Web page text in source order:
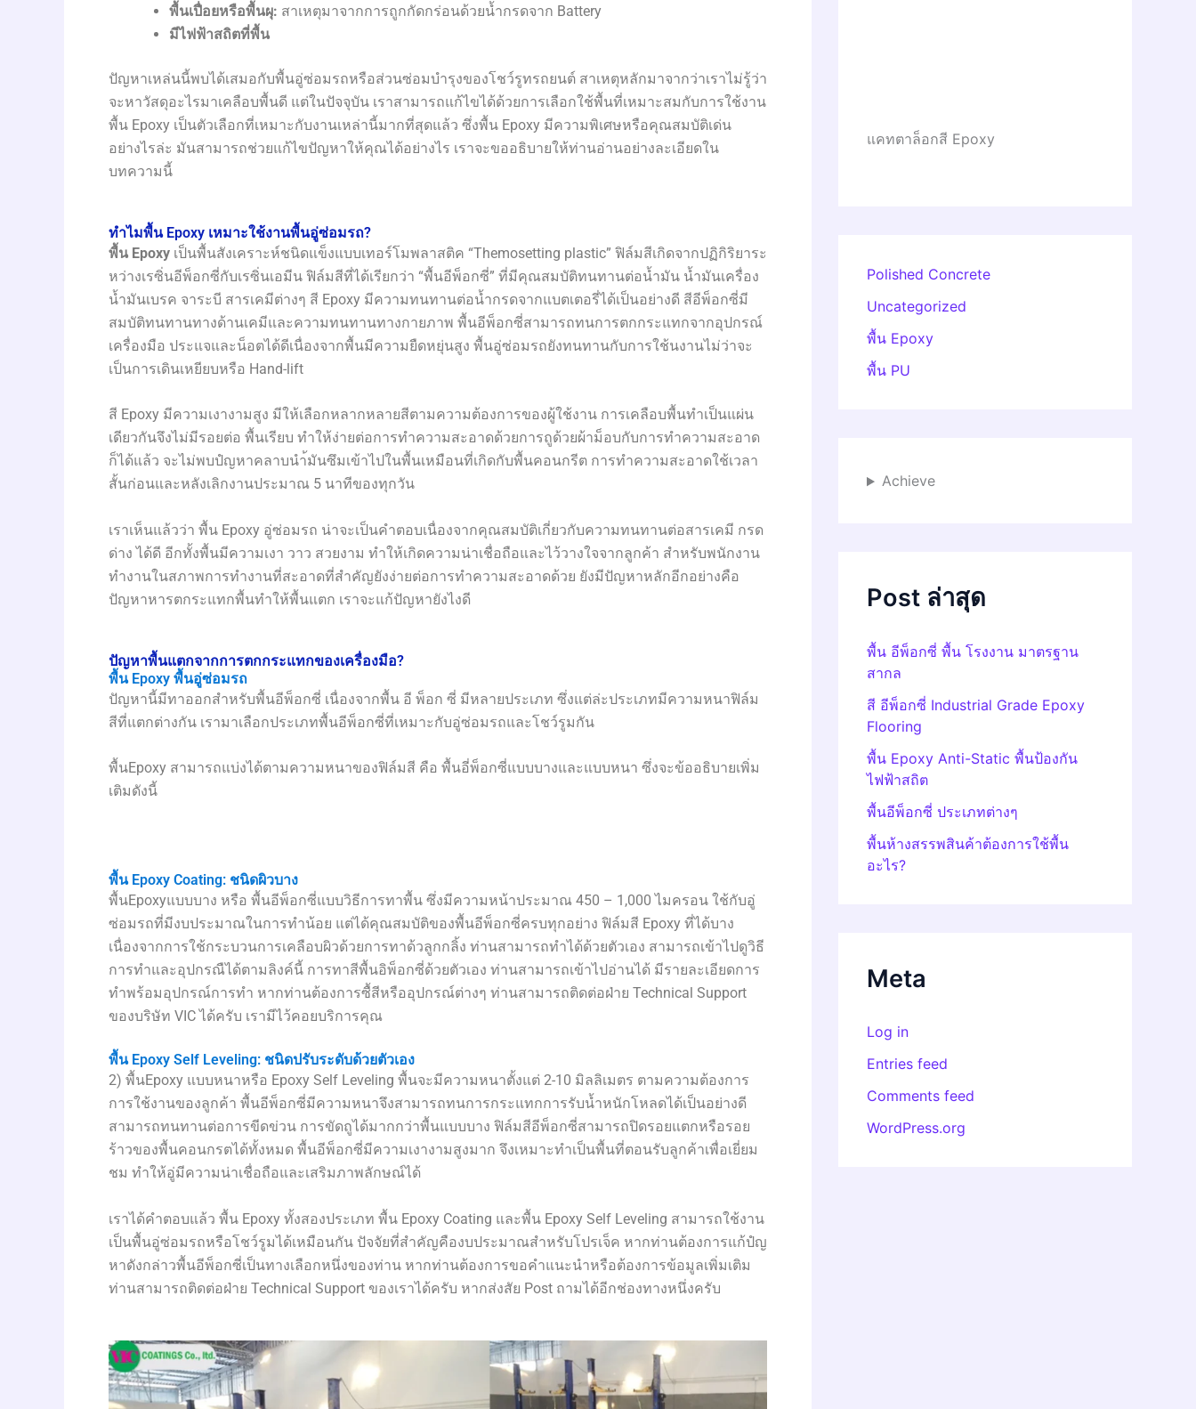
พื้นเปื่อยหรือพื้นผุ: สาเหตุมาจากการถูกกัดกร่อนด้วยน้ำกรดจาก Battery
มีไฟฟ้าสถิตที่พื้น
ปัญหาเหล่นนี้พบได้เสมอกับพื้นอู่ซ่อมรถหรือส่วนซ่อมบำรุงของโชว์รูทรถยนต์ สาเหตุหลักมาจากว่าเราไม่รู้ว่า
จะหาวัสดุอะไรมาเคลือบพื้นดี แต่ในปัจจุบัน เราสามารถแก้ไขได้ด้วยการเลือกใช้พื้นที่เหมาะสมกับการใช้งาน
พื้น Epoxy เป็นตัวเลือกที่เหมาะกับงานเหล่านี้มากที่สุดแล้ว ซึ่งพื้น Epoxy มีความพิเศษหรือคุณสมบัติเด่น
อย่างไรล่ะ มันสามารถช่วยแก้ไขปัญหาให้คุณได้อย่างไร เราจะขออธิบายให้ท่านอ่านอย่างละเอียดใน
บทความนี้
ทำไมพื้น Epoxy เหมาะใช้งานพื้นอู่ซ่อมรถ?
พื้น Epoxy เป็นพื้นสังเคราะห์ชนิดแข็งแบบเทอร์โมพลาสติค “Themosetting plastic” ฟิล์มสีเกิดจากปฏิกิริยาระ
หว่างเรซิ่นอีพ็อกซี่กับเรซิ่นเอมีน ฟิล์มสีที่ได้เรียกว่า “พื้นอีพ็อกซี่” ที่มีคุณสมบัติทนทานต่อน้ำมัน น้ำมันเครื่อง
น้ำมันเบรค จาระบี สารเคมีต่างๆ สี Epoxy มีความทนทานต่อน้ำกรดจากแบตเตอรี่ได้เป็นอย่างดี สีอีพ็อกซี่มี
สมบัติทนทานทางด้านเคมีและความทนทานทางกายภาพ พื้นอีพ็อกซี่สามารถทนการตกกระแทกจากอุปกรณ์
เครื่องมือ ประแจและน็อตได้ดีเนื่องจากพื้นมีความยืดหยุ่นสูง พื้นอู่ซ่อมรถยังทนทานกับการใช้นงานไม่ว่าจะ
เป็นการเดินเหยียบหรือ Hand-lift
สี Epoxy มีความเงางามสูง มีให้เลือกหลากหลายสีตามความต้องการของผู้ใช้งาน การเคลือบพื้นทำเป็นแผ่น
เดียวกันจึงไม่มีรอยต่อ พื้นเรียบ ทำให้ง่ายต่อการทำความสะอาดด้วยการถูด้วยผ้าม็อบกับการทำความสะอาด
ก็ได้แล้ว จะไม่พบปํญหาคลาบนำ้มันซึมเข้าไปในพื้นเหมือนที่เกิดกับพื้นคอนกรีต การทำความสะอาดใช้เวลา
สั้นก่อนและหลังเลิกงานประมาณ 5 นาทีของทุกวัน
เราเห็นแล้วว่า พื้น Epoxy อู่ซ่อมรถ น่าจะเป็นคำตอบเนื่องจากคุณสมบัติเกี่ยวกับความทนทานต่อสารเคมี กรด
ด่าง ได้ดี อีกทั้งพื้นมีความเงา วาว สวยงาม ทำให้เกิดความน่าเชื่อถือและไว้วางใจจากลูกค้า สำหรับพนักงาน
ทำงานในสภาพการทำงานที่สะอาดที่สำคัญยังง่ายต่อการทำความสะอาดด้วย ยังมีปัญหาหลักอีกอย่างคือ
ปัญหาหารตกระแทกพื้นทำให้พื้นแตก เราจะแก้ปัญหายังไงดี
ปัญหาพื้นแตกจากการตกกระแทกของเครื่องมือ?
พื้น Epoxy พื้นอู่ซ่อมรถ
ปัญหานี้มีทาออกสำหรับพื้นอีพ็อกซี่ เนื่องจากพื้น อี พ็อก ซี่ มีหลายประเภท ซึ่งแต่ล่ะประเภทมีความหนาฟิล์ม
สีที่แตกต่างกัน เรามาเลือกประเภทพื้นอีพ็อกซี่ที่เหมาะกับอู่ซ่อมรถและโชว์รูมกัน
พื้นEpoxy สามารถแบ่งได้ตามความหนาของฟิล์มสี คือ พื้นอี่พ็อกซี่แบบบางและแบบหนา ซึ่งจะข้ออธิบายเพิ่ม
เติมดังนี้
พื้น Epoxy Coating: ชนิดผิวบาง
พื้นEpoxyแบบบาง หรือ พื้นอีพ็อกซี่แบบวิธีการทาพื้น ซึ่งมีความหน้าประมาณ 450 – 1,000 ไมครอน ใช้กับอู่
ซ่อมรถที่มีงบประมาณในการทำน้อย แต่ได้คุณสมบัติของพื้นอีพ็อกซี่ครบทุกอย่าง ฟิล์มสี Epoxy ที่ได้บาง
เนื่องจากการใช้กระบวนการเคลือบผิวด้วยการทาด้วลูกกลิ้ง ท่านสามารถทำได้ด้วยตัวเอง สามารถเข้าไปดูวิธี
การทำและอุปกรณืได้ตามลิงค์นี้ การทาสีพื้นอิพ็อกซี่ด้วยตัวเอง ท่านสามารถเข้าไปอ่านได้ มีรายละเอียดการ
ทำพร้อมอุปกรณ์การทำ หากท่านต้องการซื้สีหรืออุปกรณ์ต่างๆ ท่านสามารถติดต่อฝ่าย Technical Support
ของบริษัท VIC ได้ครับ เรามีไว้คอยบริการคุณ
พื้น Epoxy Self Leveling: ชนิดปรับระดับด้วยตัวเอง
2) พื้นEpoxy แบบหนาหรือ Epoxy Self Leveling พื้นจะมีความหนาตั้งแต่ 2-10 มิลลิเมตร ตามความต้องการ
การใช้งานของลูกค้า พื้นอีพ็อกซี่มีความหนาจึงสามารถทนการกระแทกการรับน้ำหนักโหลดได้เป็นอย่างดี
สามารถทนทานต่อการขีดข่วน การขัดถูได้มากกว่าพื้นแบบบาง ฟิล์มสีอีพ็อกซี่สามารถปิดรอยแตกหรือรอย
ร้าวของพื้นคอนกรตได้ทั้งหมด พื้นอีพ็อกซี่มีความเงางามสูงมาก จึงเหมาะทำเป็นพื้นที่ตอนรับลูกค้าเพื่อเยี่ยม
ชม ทำให้อู่มีความน่าเชื่อถือและเสริมภาพลักษณ์ได้
เราได้คำตอบแล้ว พื้น Epoxy ทั้งสองประเภท พื้น Epoxy Coating และพื้น Epoxy Self Leveling สามารถใช้งาน
เป็นพื้นอู่ซ่อมรถหรือโชว์รูมได้เหมือนกัน ปัจจัยที่สำคัญคืองบประมาณสำหรับโปรเจ็ค หากท่านต้องการแก้ปํญ
หาดังกล่าวพื้นอีพ็อกซี่เป็นทางเลือกหนึ่งของท่าน หากท่านต้องการขอคำแนะนำหรือต้องการข้อมูลเพิ่มเติม
ท่านสามารถติดต่อฝ่าย Technical Support ของเราได้ครับ หากส่งสัย Post ถามได้อีกช่องทางหนึ่งครับ
แคทตาล็อกสี Epoxy
Polished Concrete
Uncategorized
พื้น Epoxy
พื้น PU
Achieve
Post ล่าสุด
พื้น อีพ็อกซี่ พื้น โรงงาน มาตรฐาน
สากล
สี อีพ็อกซี่ Industrial Grade Epoxy
Flooring
พื้น Epoxy Anti-Static พื้นป้องกัน
ไฟฟ้าสถิต
พื้นอีพ็อกซี่ ประเภทต่างๆ
พื้นห้างสรรพสินค้าต้องการใช้พื้น
อะไร?
Meta
Log in
Entries feed
Comments feed
WordPress.org